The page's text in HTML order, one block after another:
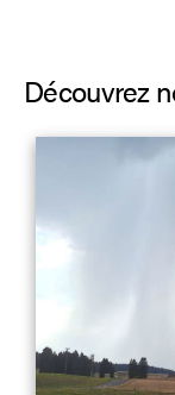
Découvrez